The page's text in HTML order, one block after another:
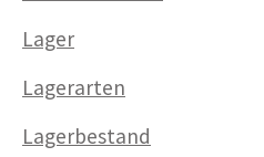
Lager
Lagerarten
Lagerbestand